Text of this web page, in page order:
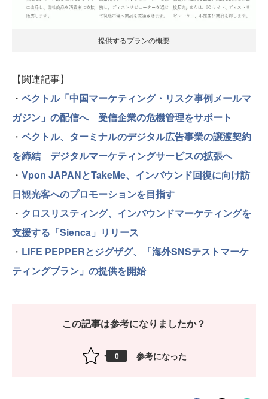
提供するプランの概要
【関連記事】
・ ベクトル「中国マーケティング・リスク事例メールマ
ガジン」の配信へ 受信企業の危機管理をサポート
・ ベクトル、ターミナルのデジタル広告事業の譲渡契約
を締結 デジタルマーケティングサービスの拡張へ
・ Vpon JAPANとTakeMe、インバウンド回復に向け訪
日観光客へのプロモーションを目指す
・ クロスリスティング、インバウンドマーケティングを
支援する「Sienca」リリース
・ LIFE PEPPERとジグザグ、「海外SNSテストマーケ
ティングプラン」の提供を開始
この記事は参考になりましたか？
0 参考になった